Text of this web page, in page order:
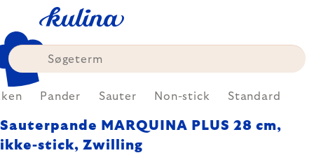
content
Pander Sauter Non-stick Standard
Sauterpande MARQUINA PLUS 28 cm,
ikke-stick, Zwilling